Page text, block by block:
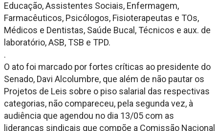
Educação, Assistentes Sociais, Enfermagem,
Farmacêuticos, Psicólogos, Fisioterapeutas e TOs,
Médicos e Dentistas, Saúde Bucal, Técnicos e aux. de
laboratório, ASB, TSB e TPD.
.
O ato foi marcado por fortes críticas ao presidente do
Senado, Davi Alcolumbre, que além de não pautar os
Projetos de Leis sobre o piso salarial das respectivas
categorias, não compareceu, pela segunda vez, à
audiência que agendou no dia 13/05 com as
lideranças sindicais que compõe a Comissão Nacional